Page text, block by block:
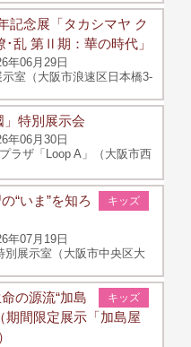
記念展「タカシマヤ ク
･乱 第Ⅱ期：華の時代」
年06月29日
室（大阪市浪速区日本橋3-
」特別展示会
年06月30日
ラザ「Loop A」（大阪市西
キッズ
“いま”を知ろ
年07月19日
別展示室（大阪市中央区大
キッズ
の源流“加島
期間限定展示「加島屋